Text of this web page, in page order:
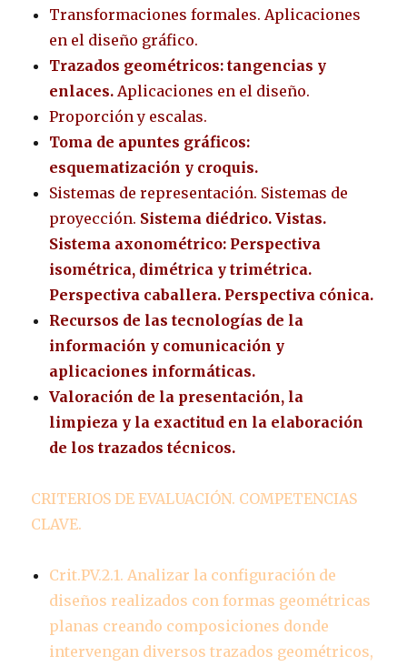
Transformaciones formales. Aplicaciones
en el diseño gráfico.
Trazados geométricos: tangencias y
enlaces. Aplicaciones en el diseño.
Proporción y escalas.
Toma de apuntes gráficos:
esquematización y croquis.
Sistemas de representación. Sistemas de
proyección. Sistema diédrico. Vistas.
Sistema axonométrico: Perspectiva
isométrica, dimétrica y trimétrica.
Perspectiva caballera. Perspectiva cónica.
Recursos de las tecnologías de la
información y comunicación y
aplicaciones informáticas.
Valoración de la presentación, la
limpieza y la exactitud en la elaboración
de los trazados técnicos.
CRITERIOS DE EVALUACIÓN. COMPETENCIAS
CLAVE.
Crit.PV.2.1. Analizar la configuración de
diseños realizados con formas geométricas
planas creando composiciones donde
intervengan diversos trazados geométricos,